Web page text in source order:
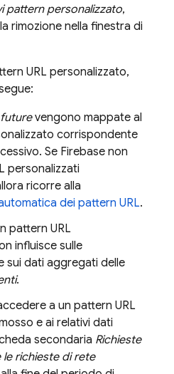
pattern personalizzato,
rimozione nella finestra di
URL personalizzato,
futurevengono mappate al
corrispondente
Se Firebase non
personalizzati
ricorre alla
dei pattern URL.
pattern URL
influisce sulle
sui dati aggregati delle
.
a un pattern URL
e ai relativi dati
secondaria Richieste
le richieste di rete